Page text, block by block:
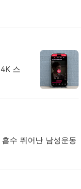
스
수 뛰어난 남성운동